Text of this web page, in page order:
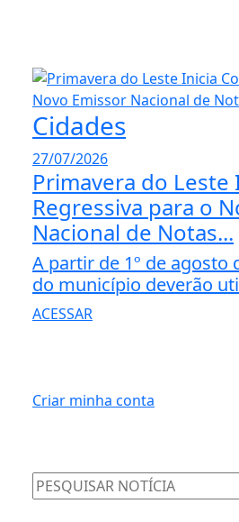
Cidades
27/07/2026
Primavera do Leste
Regressiva para o
Nacional de Notas...
A partir de 1º de agosto
do município deverão
ACESSAR
Criar minha conta